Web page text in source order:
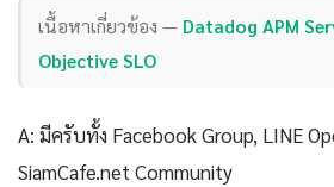
เนื้อหาเกี่ยวข้อง — Datadog APM
Objective SLO
A: มีครับทั้ง Facebook Group, LINE
SiamCafe.net Community